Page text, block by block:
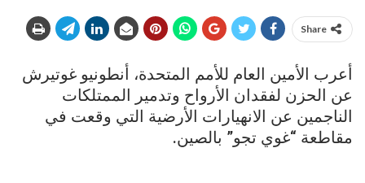
Share
أعرب الأمين العام للأمم المتحدة، أنطونيو غوتيرش
عن الحزن لفقدان الأرواح وتدمير الممتلكات
الناجمين عن الانهيارات الأرضية التي وقعت في
مقاطعة “غوي تجو” بالصين.